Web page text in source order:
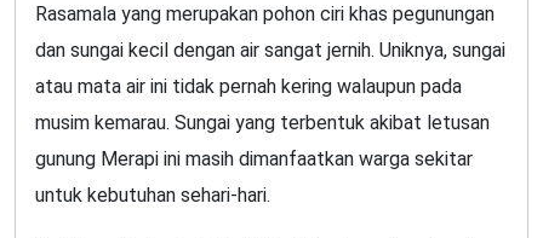
Rasamala yang merupakan pohon ciri khas pegunungan
dan sungai kecil dengan air sangat jernih. Uniknya, sungai
atau mata air ini tidak pernah kering walaupun pada
musim kemarau. Sungai yang terbentuk akibat letusan
gunung Merapi ini masih dimanfaatkan warga sekitar
untuk kebutuhan sehari-hari.